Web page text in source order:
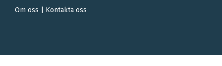
Om oss | Kontakta oss